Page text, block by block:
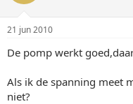
21 jun 2010
De pomp werkt
Als ik de spanning meet
niet?